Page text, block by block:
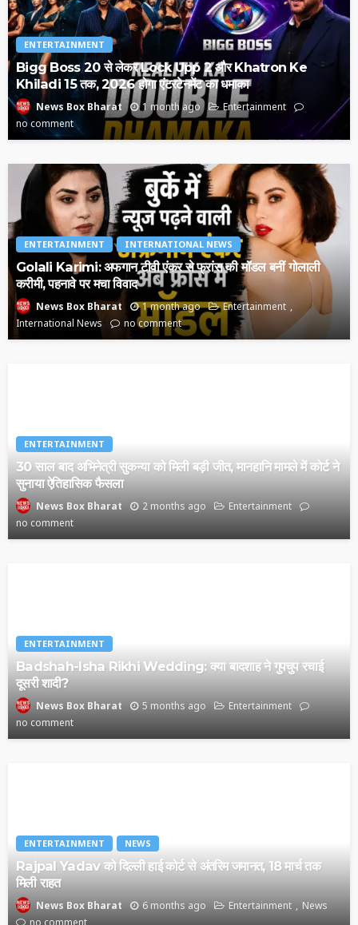
ENTERTAINMENT
Bigg Boss 20 से लेकर Lock Upp 2 और Khatron Ke
Khiladi 15 तक, 2026 होगा एंटरटेनमेंट का धमाका
News Box Bharat 1 month ago
Entertainment
no comment
ENTERTAINMENT INTERNATIONAL NEWS
Golali Karimi: अफगान टीवी एंकर से फ्रांस की मॉडल बनीं गोलाली
करीमी, पहनावे पर मचा विवाद
News Box Bharat 1 month ago
Entertainment
International News
no comment
ENTERTAINMENT
30 साल बाद अभिनेत्री सुकन्या को मिली बड़ी जीत, मानहानि मामले में कोर्ट ने
सुनाया ऐतिहासिक फैसला
News Box Bharat 2 months ago
Entertainment
no comment
ENTERTAINMENT
Badshah-Isha Rikhi Wedding: क्या बादशाह ने गुपचुप रचाई
दूसरी शादी?
News Box Bharat 5 months ago
Entertainment
no comment
ENTERTAINMENT NEWS
Rajpal Yadav को दिल्ली हाई कोर्ट से अंतरिम जमानत, 18 मार्च तक
मिली राहत
News Box Bharat 6 months ago Entertainment
News